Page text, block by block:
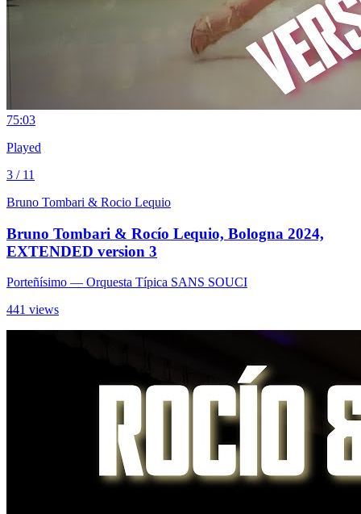
75:03
Played
3 / 11
Bruno Tombari & Rocio Lequio
Bruno Tombari & Rocío Lequio, Bologna 2024,
EXTENDED version 3
Porteñísimo — Orquesta Típica SANS SOUCI
441 views